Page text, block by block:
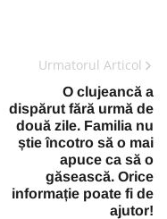
Urmatorul Articol
O clujeancă a
dispărut fără urmă de
două zile. Familia nu
știe încotro să o mai
apuce ca să o
găsească. Orice
informație poate fi de
ajutor!